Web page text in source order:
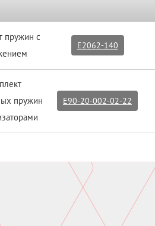
пружин с
E2062-140
пружин
E90-20-002-02-22